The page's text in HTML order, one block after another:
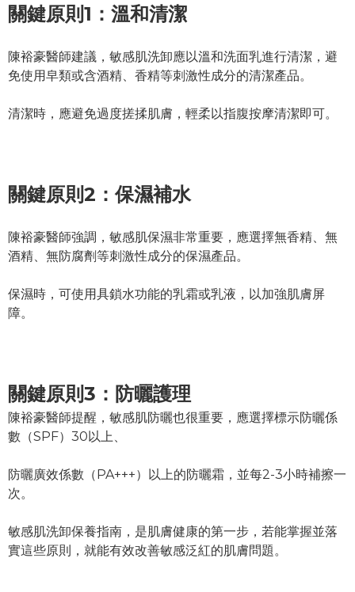
關鍵原則1：溫和清潔
陳裕豪醫師建議，敏感肌洗卸應以溫和洗面乳進行清潔，避
免使用皁類或含酒精、香精等刺激性成分的清潔產品。
清潔時，應避免過度搓揉肌膚，輕柔以指腹按摩清潔即可。
關鍵原則2：保濕補水
陳裕豪醫師強調，敏感肌保濕非常重要，應選擇無香精、無
酒精、無防腐劑等刺激性成分的保濕產品。
保濕時，可使用具鎖水功能的乳霜或乳液，以加強肌膚屏
障。
關鍵原則3：防曬護理
陳裕豪醫師提醒，敏感肌防曬也很重要，應選擇標示防曬係
數（SPF）30以上、
防曬廣效係數（PA+++）以上的防曬霜，並每2-3小時補擦一
次。
敏感肌洗卸保養指南，是肌膚健康的第一步，若能掌握並落
實這些原則，就能有效改善敏感泛紅的肌膚問題。